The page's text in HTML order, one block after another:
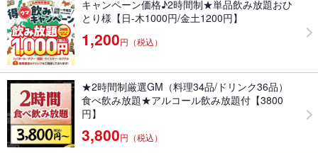
キャンペーン価格♪2時間制★単品飲み放題おひ
とり様【日-木1000円/金土1200円】
1,200円（税込）
★2時間制厳選GM（料理34品/ドリンク36品）
食べ飲み放題★アルコール飲み放題付【3800
円】
3,800円（税込）